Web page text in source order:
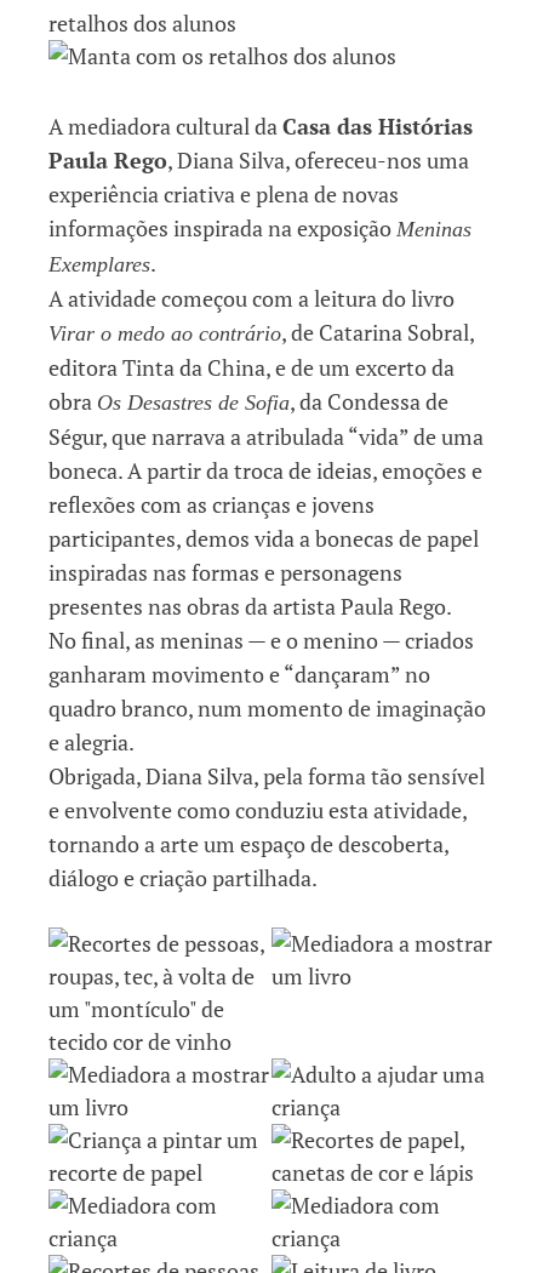
A mediadora cultural da Casa das Histórias
Paula Rego, Diana Silva, ofereceu-nos uma
experiência criativa e plena de novas
informações inspirada na exposição Meninas
Exemplares.
A atividade começou com a leitura do livro
Virar o medo ao contrário, de Catarina Sobral,
editora Tinta da China, e de um excerto da
obra Os Desastres de Sofia, da Condessa de
Ségur, que narrava a atribulada “vida” de uma
boneca. A partir da troca de ideias, emoções e
reflexões com as crianças e jovens
participantes, demos vida a bonecas de papel
inspiradas nas formas e personagens
presentes nas obras da artista Paula Rego.
No final, as meninas — e o menino — criados
ganharam movimento e “dançaram” no
quadro branco, num momento de imaginação
e alegria.
Obrigada, Diana Silva, pela forma tão sensível
e envolvente como conduziu esta atividade,
tornando a arte um espaço de descoberta,
diálogo e criação partilhada.